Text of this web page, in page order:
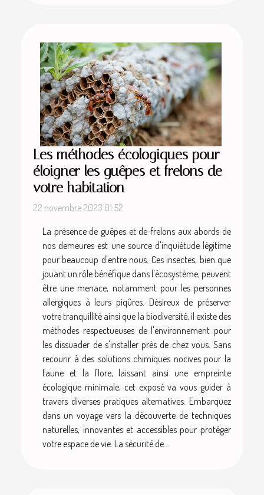
Les méthodes écologiques pour
éloigner les guêpes et frelons de
votre habitation
22 novembre 2023 01:52
La présence de guêpes et de frelons aux abords de
nos demeures est une source d'inquiétude légitime
pour beaucoup d'entre nous. Ces insectes, bien que
jouant un rôle bénéfique dans l'écosystème, peuvent
être une menace, notamment pour les personnes
allergiques à leurs piqûres. Désireux de préserver
votre tranquillité ainsi que la biodiversité, il existe des
méthodes respectueuses de l'environnement pour
les dissuader de s'installer près de chez vous. Sans
recourir à des solutions chimiques nocives pour la
faune et la flore, laissant ainsi une empreinte
écologique minimale, cet exposé va vous guider à
travers diverses pratiques alternatives. Embarquez
dans un voyage vers la découverte de techniques
naturelles, innovantes et accessibles pour protéger
votre espace de vie. La sécurité de...